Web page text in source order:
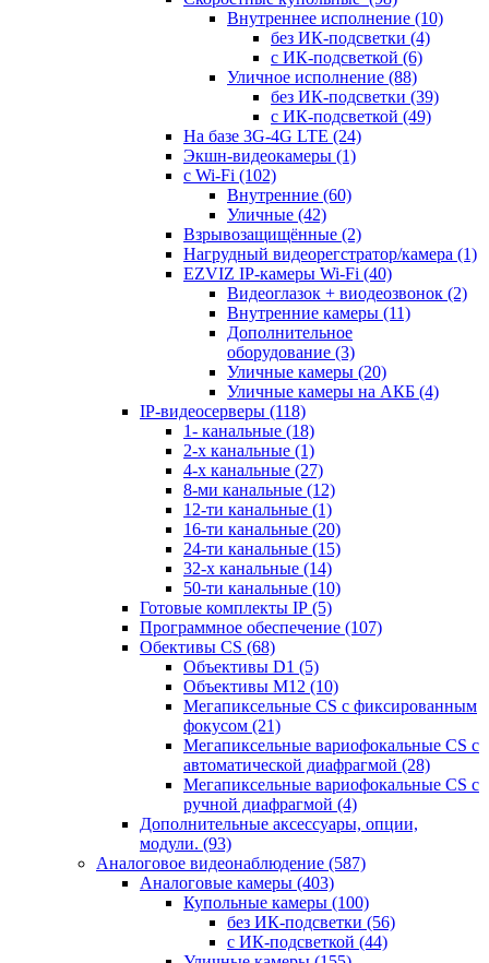
Внутреннее исполнение (10)
без ИК-подсветки (4)
с ИК-подсветкой (6)
Уличное исполнение (88)
без ИК-подсветки (39)
с ИК-подсветкой (49)
На базе 3G-4G LTE (24)
Экшн-видеокамеры (1)
с Wi-Fi (102)
Внутренние (60)
Уличные (42)
Взрывозащищённые (2)
Нагрудный видеорегстратор/камера (1)
EZVIZ IP-камеры Wi-Fi (40)
Видеоглазок + виодеозвонок (2)
Внутренние камеры (11)
Дополнительное
оборудование (3)
Уличные камеры (20)
Уличные камеры на АКБ (4)
IP-видеосерверы (118)
1- канальные (18)
2-х канальные (1)
4-х канальные (27)
8-ми канальные (12)
12-ти канальные (1)
16-ти канальные (20)
24-ти канальные (15)
32-х канальные (14)
50-ти канальные (10)
Готовые комплекты IP (5)
Программное обеспечение (107)
Обективы CS (68)
Объективы D1 (5)
Объективы M12 (10)
Мегапиксельные CS c фиксированным
фокусом (21)
Мегапиксельные вариофокальные CS c
автоматической диафрагмой (28)
Мегапиксельные вариофокальные CS c
ручной диафрагмой (4)
Дополнительные аксессуары, опции,
модули. (93)
Аналоговое видеонаблюдение (587)
Аналоговые камеры (403)
Купольные камеры (100)
без ИК-подсветки (56)
с ИК-подсветкой (44)